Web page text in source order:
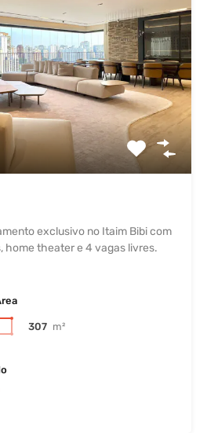
exclusivo no Itaim Bibi com
home theater e 4 vagas livres.
307 m²